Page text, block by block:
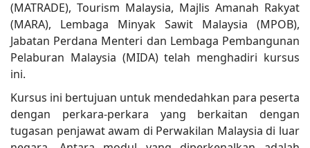
(MATRADE), Tourism Malaysia, Majlis Amanah Rakyat
(MARA), Lembaga Minyak Sawit Malaysia (MPOB),
Jabatan Perdana Menteri dan Lembaga Pembangunan
Pelaburan Malaysia (MIDA) telah menghadiri kursus
ini.
Kursus ini bertujuan untuk mendedahkan para peserta
dengan perkara-perkara yang berkaitan dengan
tugasan penjawat awam di Perwakilan Malaysia di luar